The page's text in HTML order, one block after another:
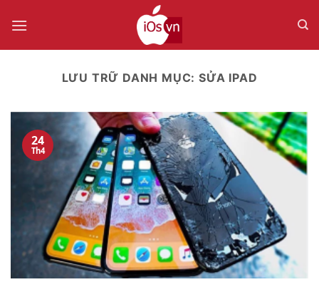
qua
LƯU TRỮ DANH MỤC: SỬA IPAD
24
Th4